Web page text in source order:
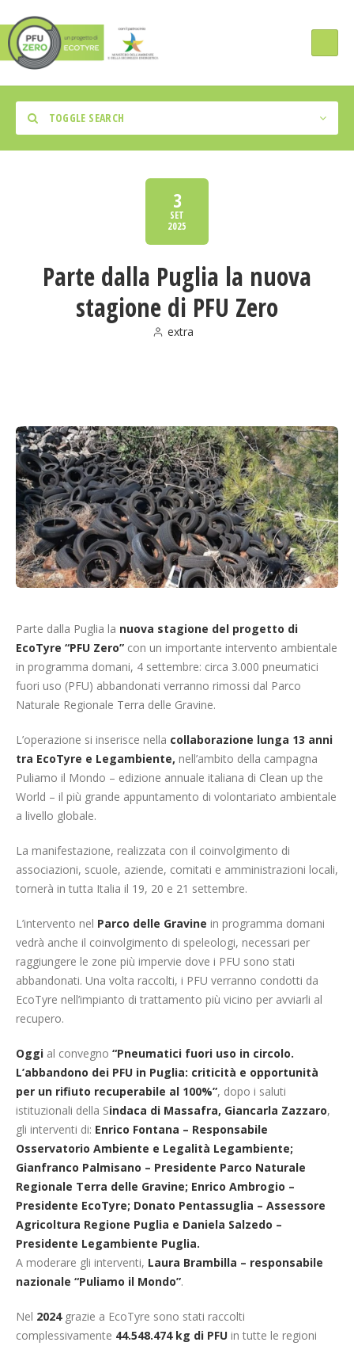
TOGGLE SEARCH
Regione
3
SET
2025
Parte dalla Puglia la nuova
stagione di PFU Zero
extra
Parte dalla Puglia la nuova stagione del progetto di
EcoTyre “PFU Zero” con un importante intervento ambientale
in programma domani, 4 settembre: circa 3.000 pneumatici
fuori uso (PFU) abbandonati verranno rimossi dal Parco
Naturale Regionale Terra delle Gravine.
L’operazione si inserisce nella collaborazione lunga 13 anni
tra EcoTyre e Legambiente, nell’ambito della campagna
Puliamo il Mondo – edizione annuale italiana di Clean up the
World – il più grande appuntamento di volontariato ambientale
a livello globale.
La manifestazione, realizzata con il coinvolgimento di
associazioni, scuole, aziende, comitati e amministrazioni locali,
tornerà in tutta Italia il 19, 20 e 21 settembre.
L’intervento nel Parco delle Gravine in programma domani
vedrà anche il coinvolgimento di speleologi, necessari per
raggiungere le zone più impervie dove i PFU sono stati
abbandonati. Una volta raccolti, i PFU verranno condotti da
EcoTyre nell’impianto di trattamento più vicino per avviarli al
recupero.
Oggi al convegno “Pneumatici fuori uso in circolo.
L’abbandono dei PFU in Puglia: criticità e opportunità
per un rifiuto recuperabile al 100%”, dopo i saluti
istituzionali della Sindaca di Massafra, Giancarla Zazzaro,
gli interventi di: Enrico Fontana – Responsabile
Osservatorio Ambiente e Legalità Legambiente;
Gianfranco Palmisano – Presidente Parco Naturale
Regionale Terra delle Gravine; Enrico Ambrogio –
Presidente EcoTyre; Donato Pentassuglia – Assessore
Agricoltura Regione Puglia e Daniela Salzedo –
Presidente Legambiente Puglia.
A moderare gli interventi, Laura Brambilla – responsabile
nazionale “Puliamo il Mondo”.
Nel 2024grazie a EcoTyre sono stati raccolti
complessivamente 44.548.474 kg di PFU in tutte le regioni